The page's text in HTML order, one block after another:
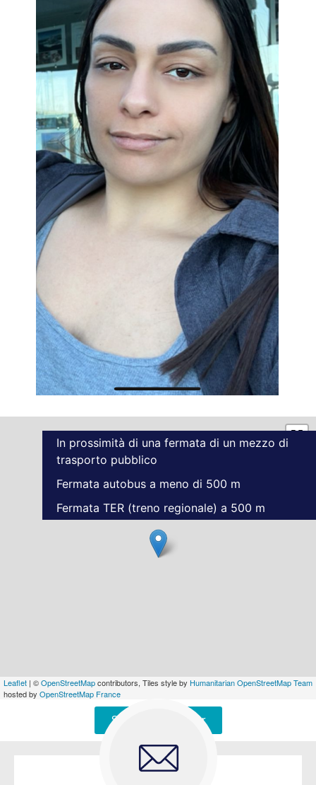
Leaflet | ©OpenStreetMapcontributors, Tiles style by Humanitarian OpenStreetMap Team
hosted by OpenStreetMap France
In prossimità di una fermata di un mezzo di
trasporto pubblico
Fermata autobus a meno di 500 m
Fermata TER (treno regionale) a 500 m
Signaler une erreur